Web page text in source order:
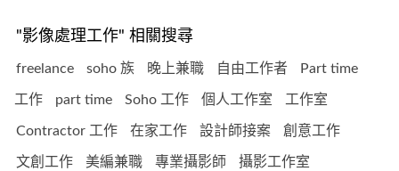
"影像處理工作" 相關搜尋
freelance soho 族 晚上兼職 自由工作者 Part time
工作 part time Soho 工作 個人工作室 工作室
Contractor 工作 在家工作 設計師接案 創意工作
文創工作 美編兼職 專業攝影師 攝影工作室